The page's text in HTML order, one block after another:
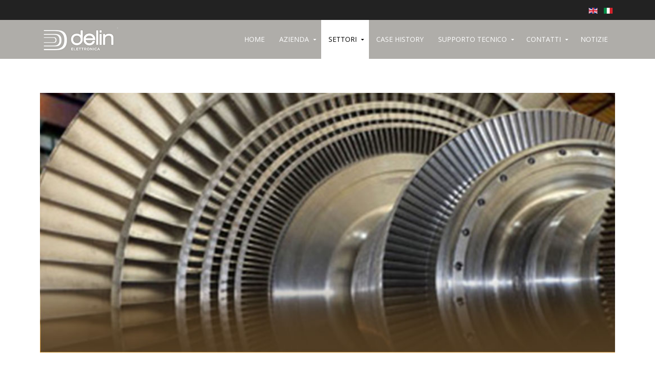
HOME AZIENDA SETTORI CASE HISTORY SUPPORTO TECNICO CONTATTI NOTIZIE